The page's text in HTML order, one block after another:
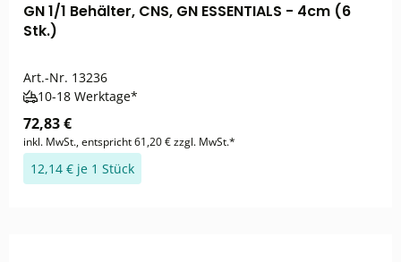
GN 1/1 Behälter, CNS, GN ESSENTIALS - 4cm (6
Stk.)
Art.-Nr. 13236
10-18 Werktage*
72,83 €
inkl. MwSt., entspricht 61,20 € zzgl. MwSt.*
12,14 € je 1 Stück